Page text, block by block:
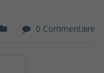
0 Commentaire